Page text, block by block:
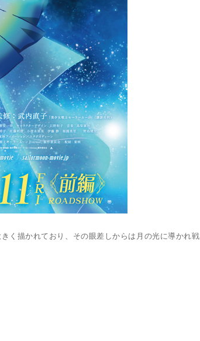
く描かれており、その眼差しからは月の光に導かれ戦